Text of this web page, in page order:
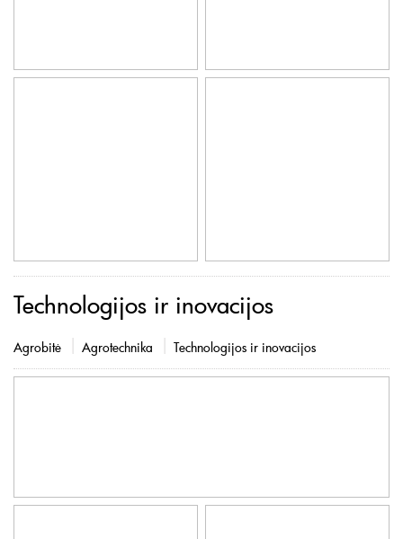
Technologijos ir inovacijos
Agrobitė Agrotechnika Technologijos ir inovacijos